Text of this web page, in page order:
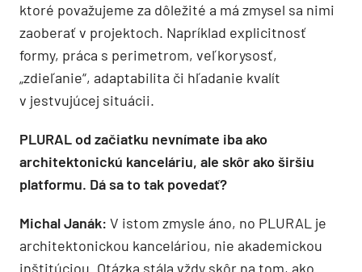
ktoré považujeme za dôležité a má zmysel sa nimi
zaoberať v projektoch. Napríklad explicitnosť
formy, práca s perimetrom, veľkorysosť,
„zdieľanie“, adaptabilita či hľadanie kvalít
v jestvujúcej situácii.
PLURAL od začiatku nevnímate iba ako
architektonickú kanceláriu, ale skôr ako širšiu
platformu. Dá sa to tak povedať?
Michal Janák: V istom zmysle áno, no PLURAL je
architektonickou kanceláriou, nie akademickou
inštitúciou. Otázka stála vždy skôr na tom, ako